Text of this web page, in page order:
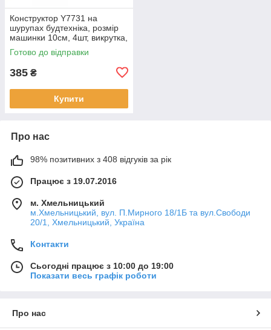
Конструктор Y7731 на
шурупах будтехніка, розмір
машинки 10см, 4шт, викрутка,
в пакеті 28-29-9см
Готово до відправки
385 ₴
Купити
Про нас
98% позитивних з 408 відгуків за рік
Працює з 19.07.2016
м. Хмельницький
м.Хмельницький, вул. П.Мирного 18/1Б та вул.Свободи
20/1, Хмельницький, Україна
Контакти
Сьогодні працює з 10:00 до 19:00
Показати весь графік роботи
Про нас